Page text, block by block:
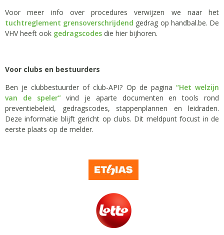
Voor meer info over procedures verwijzen we naar het
tuchtreglement grensoverschrijdend gedrag op handbal.be. De
VHV heeft ook gedragscodes die hier bijhoren.
Voor clubs en bestuurders
Ben je clubbestuurder of club-API? Op de pagina “Het welzijn
van de speler”vind je aparte documenten en tools rond
preventiebeleid, gedragscodes, stappenplannen en leidraden.
Deze informatie blijft gericht op clubs. Dit meldpunt focust in de
eerste plaats op de melder.